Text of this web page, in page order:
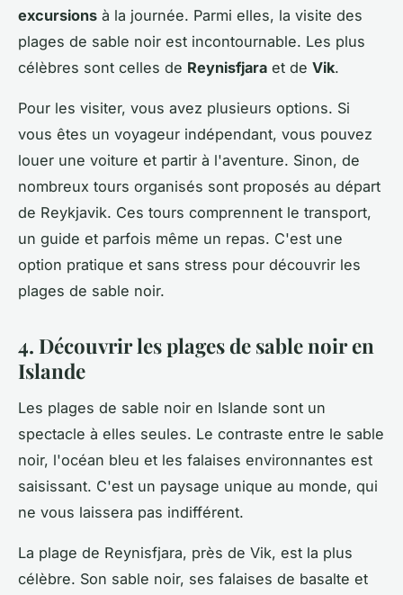
excursions à la journée. Parmi elles, la visite des
plages de sable noir est incontournable. Les plus
célèbres sont celles de Reynisfjara et de Vik.
Pour les visiter, vous avez plusieurs options. Si
vous êtes un voyageur indépendant, vous pouvez
louer une voiture et partir à l'aventure. Sinon, de
nombreux tours organisés sont proposés au départ
de Reykjavik. Ces tours comprennent le transport,
un guide et parfois même un repas. C'est une
option pratique et sans stress pour découvrir les
plages de sable noir.
4. Découvrir les plages de sable noir en
Islande
Les plages de sable noir en Islande sont un
spectacle à elles seules. Le contraste entre le sable
noir, l'océan bleu et les falaises environnantes est
saisissant. C'est un paysage unique au monde, qui
ne vous laissera pas indifférent.
La plage de Reynisfjara, près de Vik, est la plus
célèbre. Son sable noir, ses falaises de basalte et